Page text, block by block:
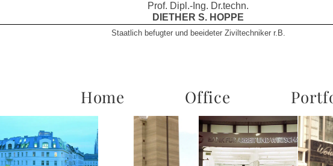
Prof. Dipl.-Ing. Dr.techn.
DIETHER S. HOPPE
Staatlich befugter und beeideter Ziviltechniker r.B.
Home Office